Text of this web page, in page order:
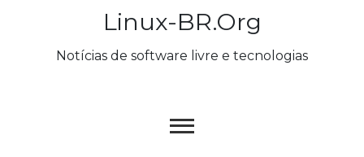
Linux-BR.org
Notícias de software livre e tecnologias